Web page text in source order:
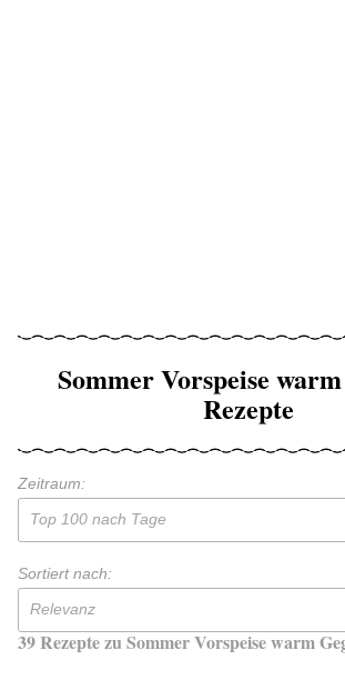
Sommer Vorspeise
Rezepte
Zeitraum:
Top 100 nach Tage
Sortiert nach:
Relevanz
39 Rezepte zu Sommer Vorspeise warm